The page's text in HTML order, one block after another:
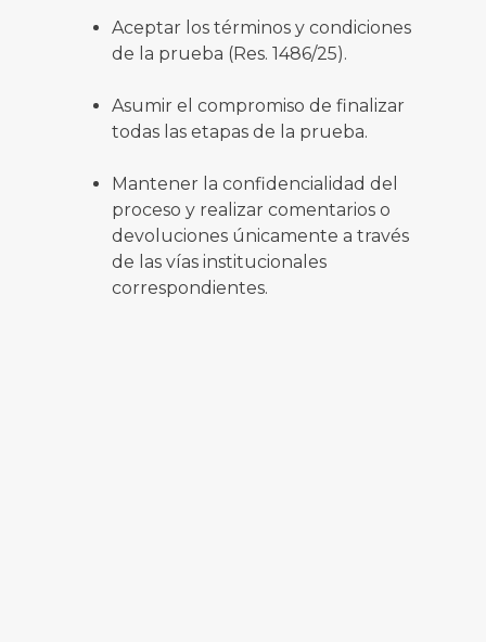
Aceptar los términos y condiciones
de la prueba (Res. 1486/25).
Asumir el compromiso de finalizar
todas las etapas de la prueba.
Mantener la confidencialidad del
proceso y realizar comentarios o
devoluciones únicamente a través
de las vías institucionales
correspondientes.